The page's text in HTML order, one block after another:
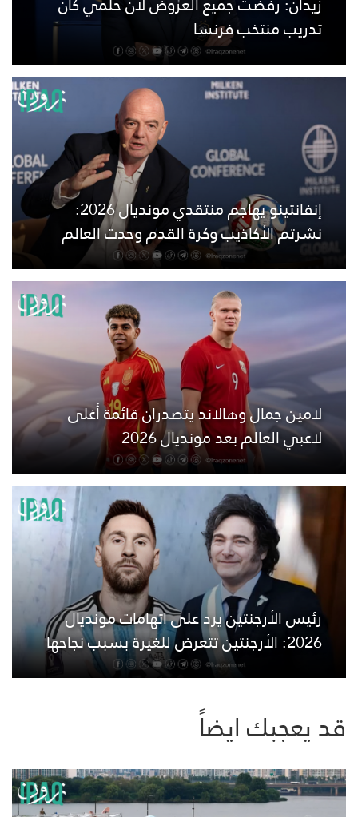
تدريب منتخب فرنسا
إنفانتينو يهاجم منتقدي مونديال 2026:
نشرتم الأكاذيب وكرة القدم وحدت العالم
لامين جمال وهالاند يتصدران قائمة أغلى
لاعبي العالم بعد مونديال 2026
رئيس الأرجنتين يرد على اتهامات مونديال
2026: الأرجنتين تتعرض للغيرة بسبب نجاحها
قد يعجبك ايضاً